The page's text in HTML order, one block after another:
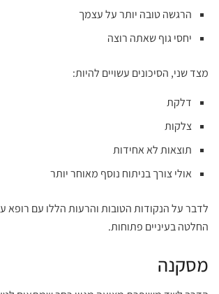
הרגשה טובה יותר על עצמך
יחסי גוף שאתה רוצה
מצד שני, הסיכונים עשויים להיות:
דלקת
צלקות
תוצאות לא אחידות
אולי צורך בניתוח נוסף מאוחר יותר
לדבר על הנקודות הטובות והרעות הללו עם רופא
החלטה בעיניים פתוחות.
מסקנה